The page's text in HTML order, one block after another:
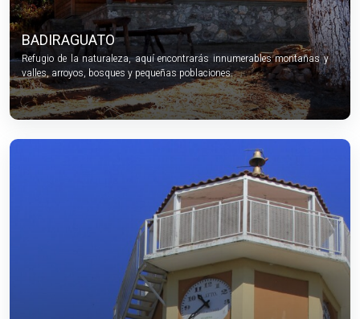
BADIRAGUATO
Refugio de la naturaleza, aquí encontrarás innumerables montañas y
valles, arroyos, bosques y pequeñas poblaciones.